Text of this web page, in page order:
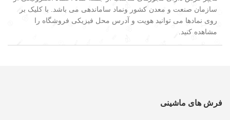
سازمان صنعت و معدن کشور ونماد ساماندهی می باشد. با کلیک بر
روی نمادها می توانید هویت و آدرس محل فیزیکی فروشگاه را
مشاهده کنید.
فرش های ماشینی